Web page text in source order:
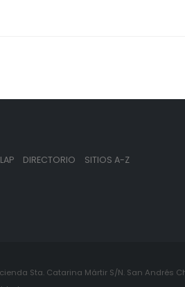
DIRECTORIO SITIOS A-Z
Sta. Catarina Mártir S/N. San Andrés